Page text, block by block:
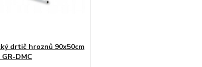
drtič hroznů 90x50cm
DMC